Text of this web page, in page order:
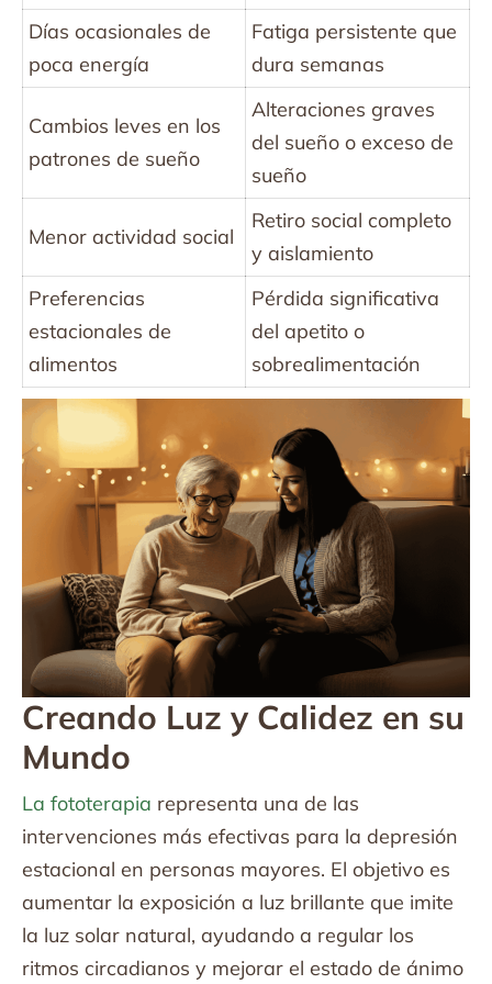
Días ocasionales de
poca energía
Fatiga persistente que
dura semanas
Cambios leves en los
patrones de sueño
Alteraciones graves
del sueño o exceso de
sueño
Menor actividad social
Retiro social completo
y aislamiento
Preferencias
estacionales de
alimentos
Pérdida significativa
del apetito o
sobrealimentación
Creando Luz y Calidez en su
Mundo
La fototerapia representa una de las
intervenciones más efectivas para la depresión
estacional en personas mayores. El objetivo es
aumentar la exposición a luz brillante que imite
la luz solar natural, ayudando a regular los
ritmos circadianos y mejorar el estado de ánimo